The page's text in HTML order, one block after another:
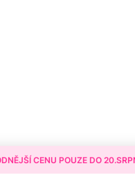
CENU POUZE DO